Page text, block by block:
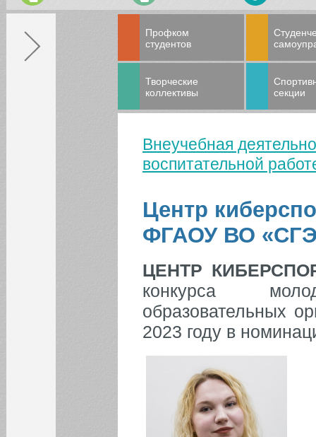
Психологическая
служба в ФГАОУ ВО
воспитательной работе
Отдел по социальной
Центр киберспортивной
подготовки ФГАОУ ВО
Контент-парк «СГЭУ»
Профком
студентов
Творческие
коллективы
секции
Вы здесь
Внеучебная
воспитательной
Центр
ФГАОУ ВО
ЦЕНТР
конкурса
образовательных
2023 году в